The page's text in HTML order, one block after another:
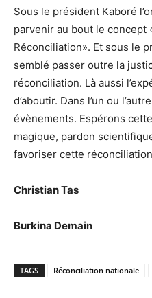
Sous le président Kaboré
parvenir au bout le concept
Réconciliation». Et sous le
semblé passer outre la
réconciliation. Là aussi
d’aboutir. Dans l’un ou
évènements. Espérons
magique, pardon
favoriser cette
Christian Tas
Burkina Demain
TAGS Réconciliation nationale